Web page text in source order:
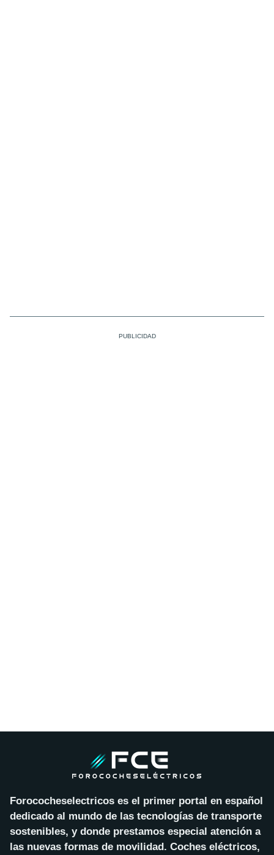
Forococheselectricos es el primer portal en español
dedicado al mundo de las tecnologías de transporte
sostenibles, y donde prestamos especial atención a
las nuevas formas de movilidad. Coches eléctricos,